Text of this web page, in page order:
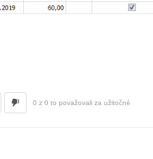
0 z 0 to považovali za užitočné